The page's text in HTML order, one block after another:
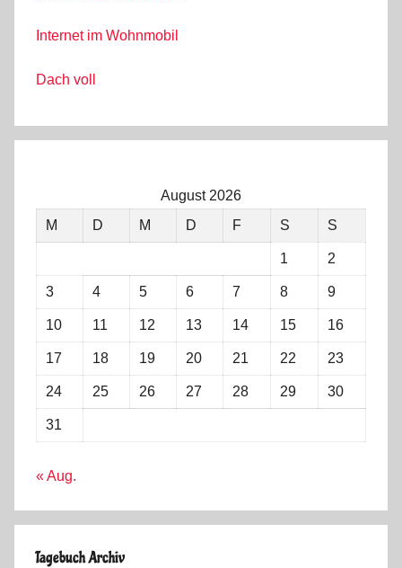
Internet im Wohnmobil
Dach voll
August 2026
M
D M D F S S
1 2
3 4 5 6 7 8 9
10 11 12 13 14 15 16
17 18 19 20 21 22 23
24 25 26 27 28 29 30
31
« Aug.
Tagebuch Archiv